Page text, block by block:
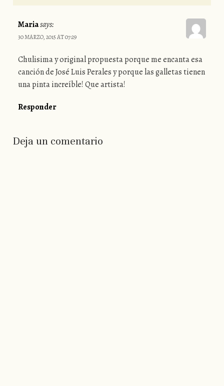
Mariasays:
30 MARZO, 2015 AT 07:29
Chulisima y original propuesta porque me encanta esa
canción de José Luis Perales y porque las galletas tienen
una pinta increíble! Que artista!
Responder
Deja un comentario